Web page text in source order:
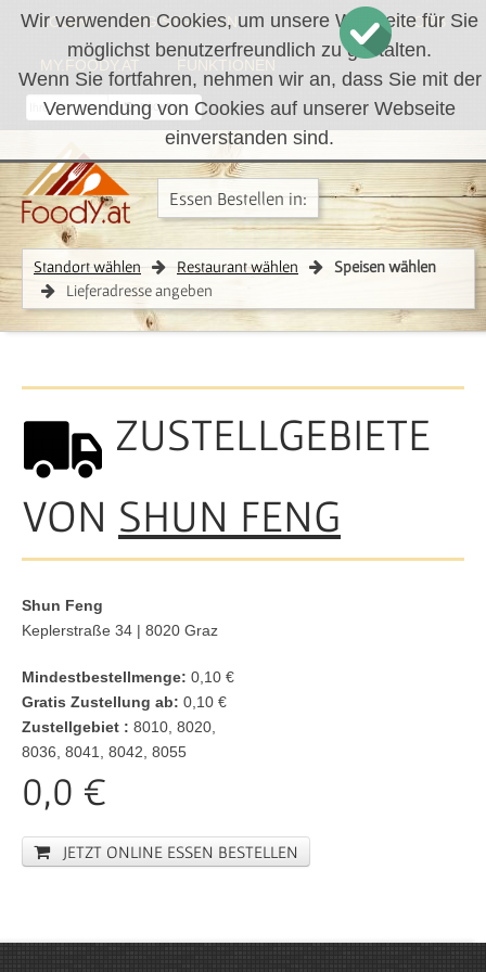
Wir verwenden Cookies, um unsere Webseite für Sie
möglichst benutzerfreundlich zu gestalten.
Wenn Sie fortfahren, nehmen wir an, dass Sie mit der
Verwendung von Cookies auf unserer Webseite
einverstanden sind.
LOGIN REGISTRIEREN WARENKORB
MY.FOODY.AT FUNKTIONEN
RÜCKRUF
Standort wählen Restaurant wählen
Speisen wählen
Lieferadresse angeben
Essen Bestellen in:
ZUSTELLGEBIETE
VON SHUN FENG
Shun Feng
Keplerstraße 34 | 8020 Graz
Mindestbestellmenge: 0,10 €
Gratis Zustellung ab: 0,10 €
Zustellgebiet : 8010, 8020,
8036, 8041, 8042, 8055
0,0 €
JETZT ONLINE ESSEN BESTELLEN